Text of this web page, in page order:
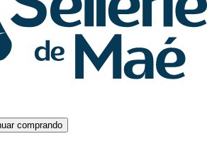
comprando